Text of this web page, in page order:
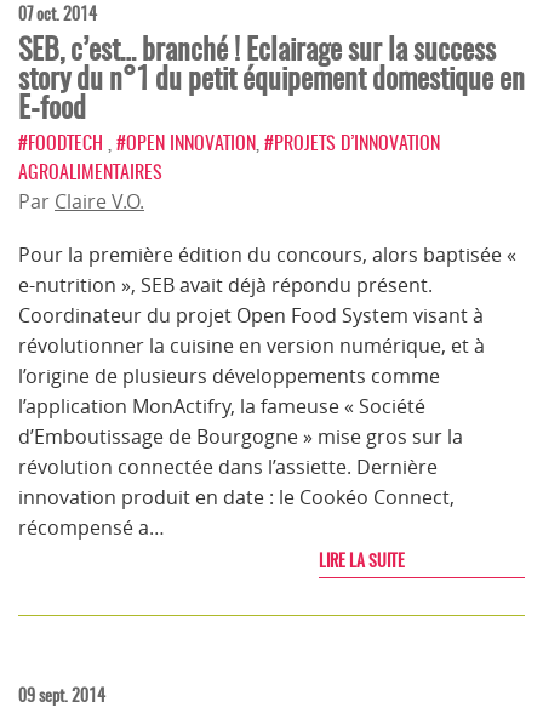
07 oct. 2014
SEB, c’est… branché ! Eclairage sur la success
story du n°1 du petit équipement domestique en
E-food
#FOODTECH #OPEN INNOVATION #PROJETS D’INNOVATION
AGROALIMENTAIRES
Par Claire V.O.
Pour la première édition du concours, alors baptisée «
e-nutrition », SEB avait déjà répondu présent.
Coordinateur du projet Open Food System visant à
révolutionner la cuisine en version numérique, et à
l’origine de plusieurs développements comme
l’application MonActifry, la fameuse « Société
d’Emboutissage de Bourgogne » mise gros sur la
révolution connectée dans l’assiette. Dernière
innovation produit en date : le Cookéo Connect,
récompensé a…
LIRE LA SUITE
09 sept. 2014